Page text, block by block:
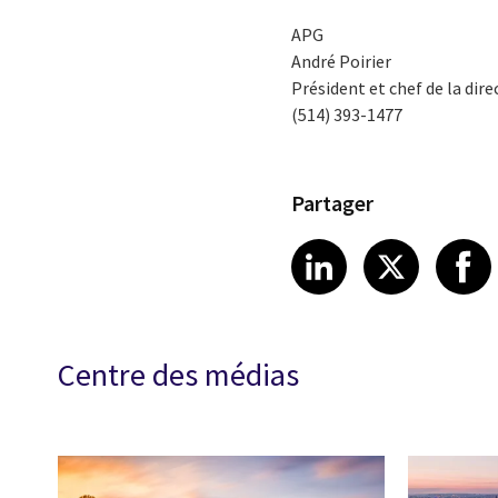
APG
André Poirier
Président et chef de la
(514) 393-1477
Partager
Share article
LinkedIn
Share
X
Centre des médias